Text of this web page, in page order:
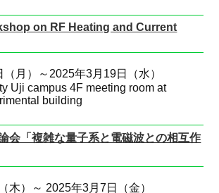
on RF Heating and Current
月）～2025年3月19日（水）
Uji campus 4F meeting room at
building
会「複雑な量子系と電磁波との相互作
木）～ 2025年3月7日（金）